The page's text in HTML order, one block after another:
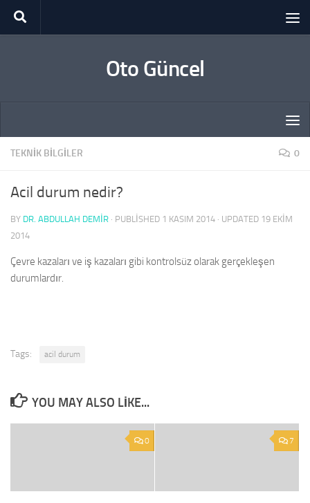
Skip to content
Oto Güncel
TEKNIK BILGILER 0
Acil durum nedir?
BY DR. ABDULLAH DEMİR · PUBLISHED 1 KASIM 2014 · UPDATED 19 EKIM
2014
Çevre kazaları ve iş kazaları gibi kontrolsüz olarak gerçekleşen
durumlardır.
Tags: acil durum
YOU MAY ALSO LIKE...
0 7